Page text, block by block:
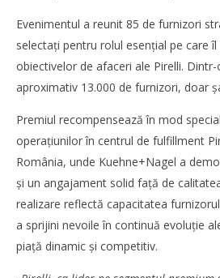
NOW VIEWING
Kuehne+Nagel România, premiată
nivelul serviciilor oferite
Cristina
Ghimpu
Evenimentul a reunit 85 de furnizori
selectați pentru rolul esențial pe care
obiectivelor de afaceri ale Pirelli.
aproximativ 13.000 de furnizori, doar
Premiul recompensează în mod
operațiunilor în centrul de fulfillment
România, unde Kuehne+Nagel a
și un angajament solid față de
realizare reflectă capacitatea
a sprijini nevoile în continuă evoluție
piață dinamic și competitiv.